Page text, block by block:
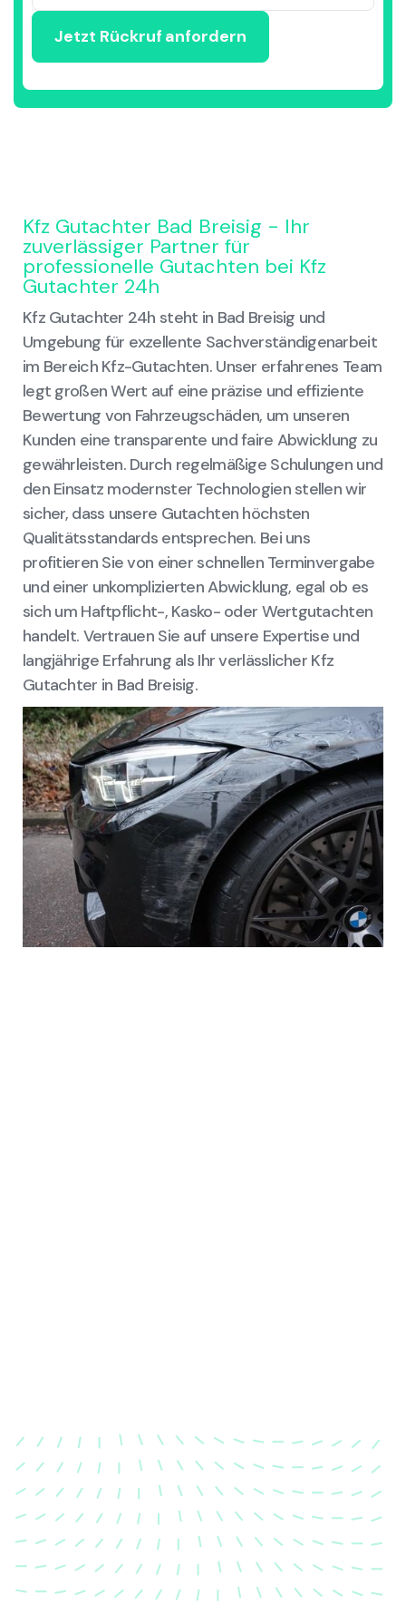
Kfz Gutachter Bad Breisig - Ihr
zuverlässiger Partner für
professionelle Gutachten bei Kfz
Gutachter 24h
Kfz Gutachter 24h steht in Bad Breisig und
Umgebung für exzellente Sachverständigenarbeit
im Bereich Kfz-Gutachten. Unser erfahrenes Team
legt großen Wert auf eine präzise und effiziente
Bewertung von Fahrzeugschäden, um unseren
Kunden eine transparente und faire Abwicklung zu
gewährleisten. Durch regelmäßige Schulungen und
den Einsatz modernster Technologien stellen wir
sicher, dass unsere Gutachten höchsten
Qualitätsstandards entsprechen. Bei uns
profitieren Sie von einer schnellen Terminvergabe
und einer unkomplizierten Abwicklung, egal ob es
sich um Haftpflicht-, Kasko- oder Wertgutachten
handelt. Vertrauen Sie auf unsere Expertise und
langjährige Erfahrung als Ihr verlässlicher Kfz
Gutachter in Bad Breisig.
Karosserievermessung
Unsere exakte Karosserievermessung stellt sicher,
dass Ihre Fahrzeugkarosserie nach einem Unfall